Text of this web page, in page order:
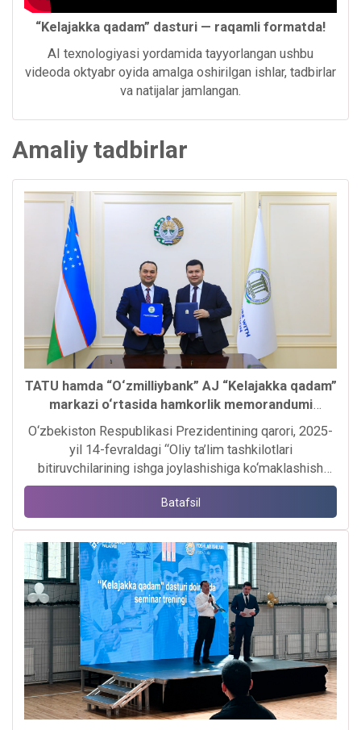
“Kelajakka qadam” dasturi — raqamli formatda!
AI texnologiyasi yordamida tayyorlangan ushbu
videoda oktyabr oyida amalga oshirilgan ishlar, tadbirlar
va natijalar jamlangan.
Amaliy tadbirlar
TATU hamda “O‘zmilliybank” AJ “Kelajakka qadam”
markazi o‘rtasida hamkorlik memorandumi
imzolandi.
O‘zbekiston Respublikasi Prezidentining qarori, 2025-
yil 14-fevraldagi “Oliy ta’lim tashkilotlari
bitiruvchilarining ishga joylashishiga ko‘maklashish
bo‘yicha qo‘shimcha chora-tadbirlar to‘g‘risida”gi PQ-
61-son qarori bilan yoshlarning bandligini ta’minlash,
bozoriga integratsiyasini kuchaytirish, xususiy sektor
va tijorat banklari ishtirokida kadrlar tayyorlash
jarayonini takomillashtirish yuzasidan keng imkoniyatlar
yaratib berildi.
Batafsil